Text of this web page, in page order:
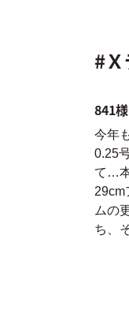
#
841
今年
0.25
て…
29cm
ムの
ち、